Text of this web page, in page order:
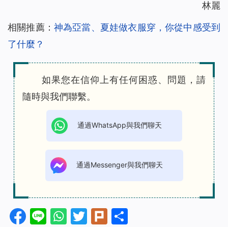
林麗
相關推薦： 神為亞當、夏娃做衣服穿，你從中感受到
了什麼？
如果您在信仰上有任何困惑、問題，請
隨時與我們聯繫。
通過WhatsApp與我們聊天
通過Messenger與我們聊天
Facebook
LineWhatsApp
Twitter
Plurk